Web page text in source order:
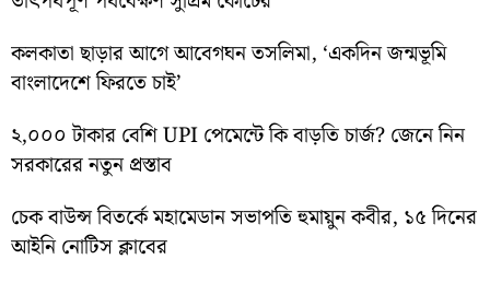
কলকাতা ছাড়ার আগে আবেগঘন তসলিমা, ‘একদিন জন্মভূমি
বাংলাদেশে ফিরতে চাই’
২,০০০ টাকার বেশি UPI পেমেন্টে কি বাড়তি চার্জ? জেনে নিন
সরকারের নতুন প্রস্তাব
চেক বাউন্স বিতর্কে মহামেডান সভাপতি হুমায়ুন কবীর, ১৫ দিনের
আইনি নোটিস ক্লাবের